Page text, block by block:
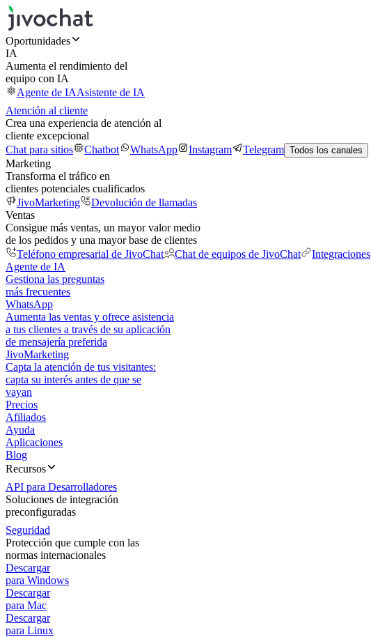
Oportunidades
IA
Aumenta el rendimiento del
equipo con IA
Agente de IAAsistente de IA
Atención al cliente
Crea una experiencia de atención al
cliente excepcional
Chat para sitios
Chatbot WhatsApp Instagram Telegram Todos los canales
Marketing
Transforma el tráfico en
clientes potenciales cualificados
JivoMarketing
Devolución de llamadas
Ventas
Consigue más ventas, un mayor valor medio
de los pedidos y una mayor base de clientes
Teléfono empresarial de JivoChat
Chat de equipos de JivoChat Integraciones
Agente de IA
Gestiona las preguntas
más frecuentes
WhatsApp
Aumenta las ventas y ofrece asistencia
a tus clientes a través de su aplicación
de mensajería preferida
JivoMarketing
Capta la atención de tus visitantes:
capta su interés antes de que se
vayan
Precios
Afiliados
Ayuda
Aplicaciones
Blog
Recursos
API para Desarrolladores
Soluciones de integración
preconfiguradas
Seguridad
Protección que cumple con las
normas internacionales
Descargar
para Windows
Descargar
para Mac
Descargar
para Linux